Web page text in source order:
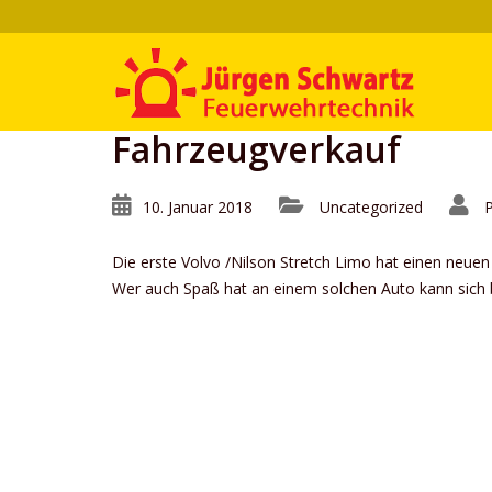
Fahrzeugverkauf
10. Januar 2018 Uncategorized
Die erste Volvo /Nilson Stretch Limo hat einen
Wer auch Spaß hat an einem solchen Auto kann